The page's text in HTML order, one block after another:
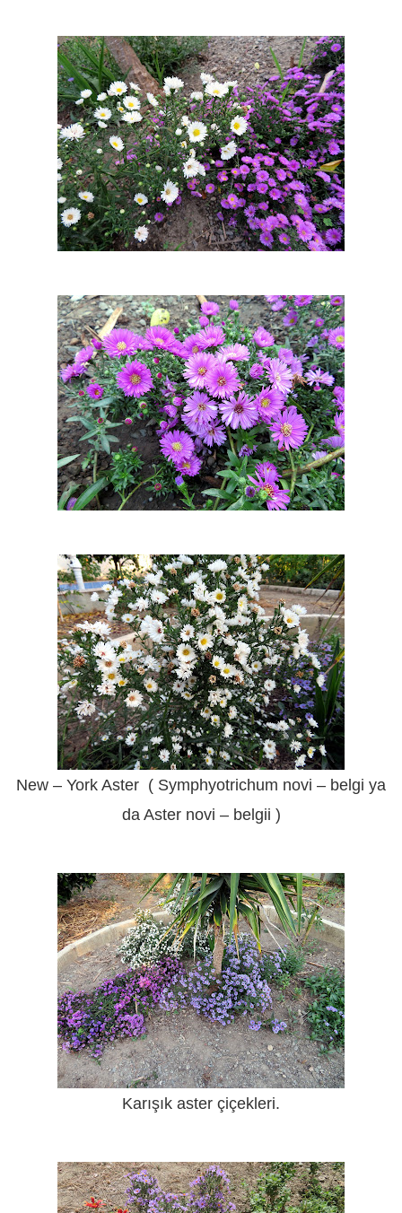
New – York Aster ( Symphyotrichum novi – belgi ya
da Aster novi – belgii )
Karışık aster çiçekleri.